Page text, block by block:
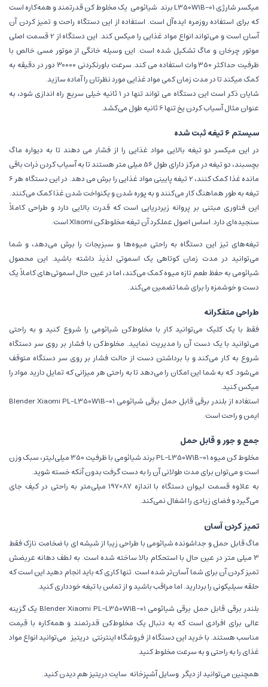
میکسر شارژی L350W1B-01 برند شیائومی یک مخلوط ‌کن قدرتمند و همه‌کاره است
که برای استفاده روزمره ایده‌آل است. استفاده از این دستگاه راحت و تمیز کردن آن
آسان است و می‌تواند انواع مواد غذایی را میکس کند. این دستگاه از 2 قسمت اصلی
موتور چرخان و ماگ تشکیل شده است. این وسیله خانگی از موتور مسی خالص با
ظرفیت حداکثر 350 وات استفاده می کند. سرعت باورنکردنی 30000 دور در دقیقه به
کمک میکند تا در مدت زمان کمی مواد غذایی مورد نظرتان را آماده سازید.
شایان ذکر است این دستگاه می تواند تنها در 1 ثانیه خیلی سریع راه اندازی شود، به
عنوان مثال آسیاب کردن یخ تنها 6 ثانیه طول می‌کشد.
سیستم 6 تیغه ثبت شده
در این میکسر دو تیغه بالایی مواد غذایی را از فشار می دهند تا به دیواره ماگ
بچسبند، دو تیغه در مرکز دارای طول 56 میلی متر هستند تا به آسیاب کردن ذرات باقی
مانده غذا کمک کنند، 2 تیغه پایینی مواد غذایی را برش می دهد. در این دستگاه هر 6
تیغه به طور هماهنگ کار می‌کنند و به پوره شدن و یکنواخت شدن غذا کمک می‌کنند.
این فناوری مبتنی بر پروانه زیردریایی است که قدرت بالایی دارد و طراحی کاملاً
سنجیده‌ای دارد. اساس اصول عملکرد آن تیغه مخلوط‌کن XIaomi است.
تیغه‌های تیز این دستگاه به راحتی میوه‌ها و سبزیجات را برش می‌دهد، و شما
می‌توانید در مدت زمان کوتاهی یک اسموتی لذیذ داشته باشید. این محصول
شیائومی به حفظ طعم تازه میوه کمک می‌کند، اما در عین حال اسموتی‌های کاملاً یک
دست و خوشمزه را برای شما تضمین می‌کند.
طراحی متفکرانه
فقط با یک کلیک می‌توانید کار با مخلوط‌کن شیائومی را شروع کنید و به راحتی
می‌توانید با یک دست آن را مدیریت نمایید. مخلوط‌کن با فشار بر روی سر دستگاه
شروع به کار می‌کند و با برداشتن دست از حالت فشار بر روی سر دستگاه متوقف
می‌شود. که به شما این امکان را می‌دهد تا به راحتی هر میزانی که تمایل دارید مواد را
میکس کنید.
استفاده از بلندر برقی قابل حمل برقی شیائومی Blender Xiaomi PL-L350W1B-01
ایمن و راحت است.
جمع و جور و قابل حمل
مخلوط کن میوه PL-L350W1B-01 برند شیائومی با ظرفیت 350 میلی‌لیتر، سبک وزن
است و می‌توان برای مدت طولانی آن را به دست گرفت بدون آنکه خسته شوید.
به علاوه قسمت لیوان دستگاه با اندازه 87×197 میلی‌متر به راحتی در کیف جای
می‌گیرد و فضای زیادی را اشغال نمی‌کند.
تمیز کردن آسان
ماگ قابل حمل و جداشونده شیائومی با طراحی زیبا از شیشه ای با ضخامت نازک فقط
3 میلی متر در عین حال با استحکام بالا ساخته شده است. به لطف دهانه عریضش
تمیز کردن آن برای شما آسان‌تر شده است. تنها کاری که باید انجام دهید این است که
حلقه سیلیکونی را بردارید. اما مراقب باشید و از تماس با تیغه خودداری کنید.
بلندر برقی قابل حمل برقی شیائومی Blender Xiaomi PL-L350W1B-01 یک گزینه
عالی برای افرادی است که به دنبال یک مخلوط‌کن قدرتمند و همه‌کاره با قیمت
مناسب هستند. با خرید این دستگاه از فروشگاه اینترنتی دریتیز می‌توانید انواع مواد
غذای را به راحتی و به سرعت مخلوط کنید.
همچنین می‌توانید از دیگر وسایل آشپزخانه سایت دریتیز هم دیدن کنید.